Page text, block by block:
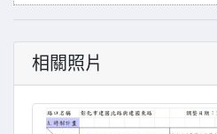
相關照片